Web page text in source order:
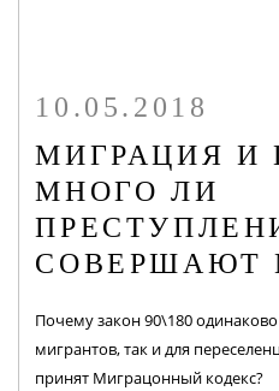
10.05.2018
МИГРАЦИЯ И
МНОГО ЛИ
СОВЕРШАЮТ
Почему закон 90\180
мигрантов, так и для
принят Миграцонный кодекс?